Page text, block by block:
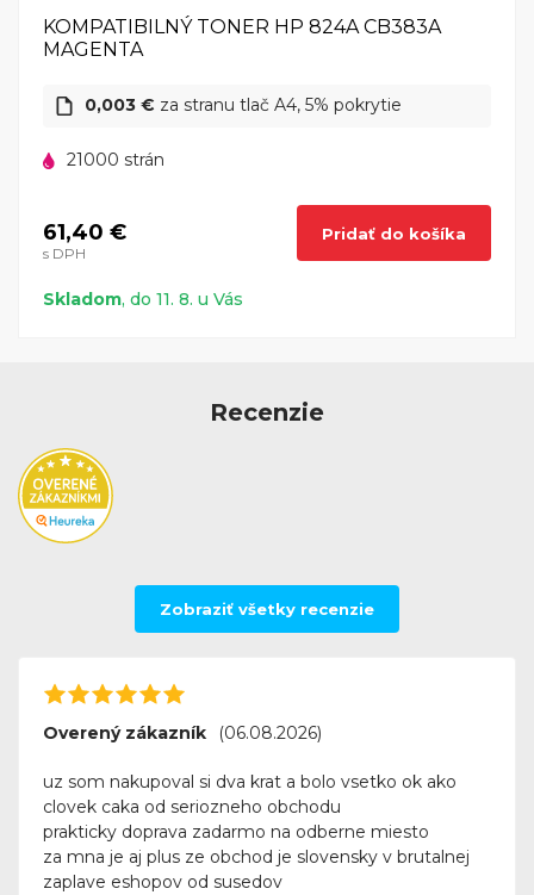
KOMPATIBILNÝ TONER HP 824A CB383A
MAGENTA
0,003 € za stranu tlač A4, 5% pokrytie
21000 strán
61,40 €
s DPH
Pridať do košíka
Skladom, do 11. 8. u Vás
Recenzie
Zobraziť všetky recenzie
Overený zákazník (06.08.2026)
uz som nakupoval si dva krat a bolo vsetko ok ako
clovek caka od seriozneho obchodu
prakticky doprava zadarmo na odberne miesto
za mna je aj plus ze obchod je slovensky v brutalnej
zaplave eshopov od susedov